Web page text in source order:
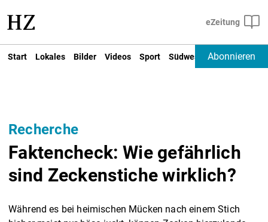
Start Lokales Bilder Videos Sport Südwest Deutschland
Abonnieren
Recherche
Faktencheck: Wie gefährlich
sind Zeckenstiche wirklich?
Während es bei heimischen Mücken nach einem Stich